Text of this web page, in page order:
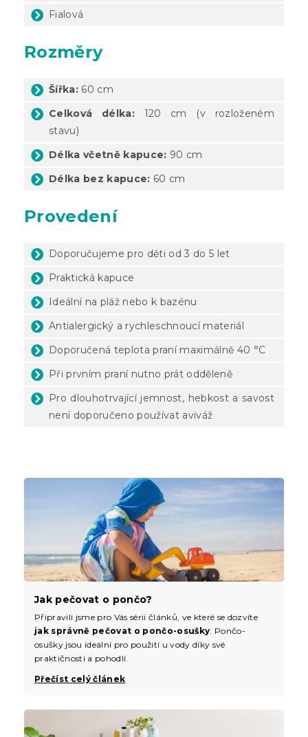
Fialová
Rozměry
Šířka: 60 cm
Celková délka:120 cm (v rozloženém
stavu)
Délka včetně kapuce: 90 cm
Délka bez kapuce: 60 cm
Provedení
Doporučujeme pro děti od 3 do 5 let
Praktická kapuce
Ideální na pláž nebo k bazénu
Antialergický a rychleschnoucí materiál
Doporučená teplota praní maximálně 40 °C
Při prvním praní nutno prát odděleně
Pro dlouhotrvající jemnost, hebkost a savost
není doporučeno používat aviváž
Jak pečovat o pončo?
Připravili jsme pro Vás sérii článků, ve které se dozvíte
jak správně pečovat o pončo-osušky . Pončo-
osušky jsou ideální pro použití u vody díky své
praktičnosti a pohodlí.
Přečíst celý článek